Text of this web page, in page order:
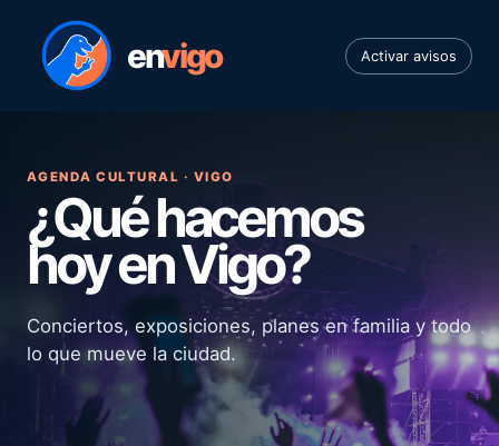
envigo Activar avisos
AGENDA CULTURAL · VIGO
¿Qué hacemos
hoy en Vigo?
Conciertos, exposiciones, planes en familia y todo
lo que mueve la ciudad.